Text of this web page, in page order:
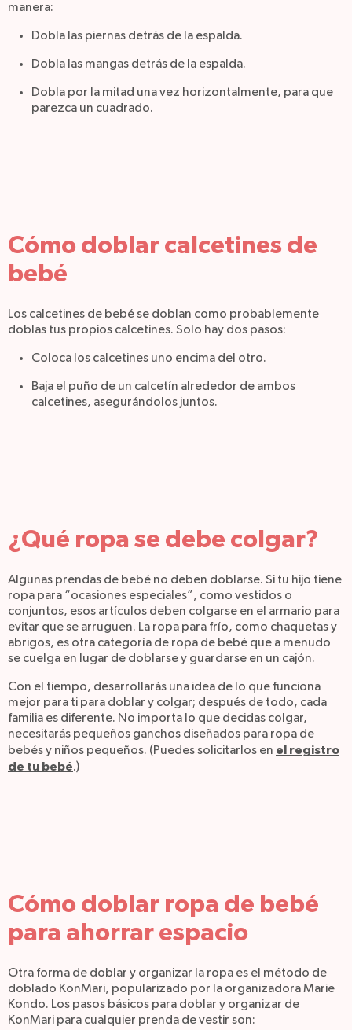
manera:
Dobla las piernas detrás de la espalda.
Dobla las mangas detrás de la espalda.
Dobla por la mitad una vez horizontalmente, para que
parezca un cuadrado.
Cómo doblar calcetines de
bebé
Los calcetines de bebé se doblan como probablemente
doblas tus propios calcetines. Solo hay dos pasos:
Coloca los calcetines uno encima del otro.
Baja el puño de un calcetín alrededor de ambos
calcetines, asegurándolos juntos.
¿Qué ropa se debe colgar?
Algunas prendas de bebé no deben doblarse. Si tu hijo tiene
ropa para “ocasiones especiales”, como vestidos o
conjuntos, esos artículos deben colgarse en el armario para
evitar que se arruguen. La ropa para frío, como chaquetas y
abrigos, es otra categoría de ropa de bebé que a menudo
se cuelga en lugar de doblarse y guardarse en un cajón.
Con el tiempo, desarrollarás una idea de lo que funciona
mejor para ti para doblar y colgar; después de todo, cada
familia es diferente. No importa lo que decidas colgar,
necesitarás pequeños ganchos diseñados para ropa de
bebés y niños pequeños. (Puedes solicitarlos en el registro
de tu bebé.)
Cómo doblar ropa de bebé
para ahorrar espacio
Otra forma de doblar y organizar la ropa es el método de
doblado KonMari, popularizado por la organizadora Marie
Kondo. Los pasos básicos para doblar y organizar de
KonMari para cualquier prenda de vestir son: